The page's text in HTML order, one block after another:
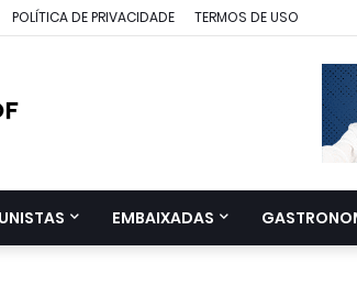
POLÍTICA DE PRIVACIDADE TERMOS DE USO
EMBAIXADAS